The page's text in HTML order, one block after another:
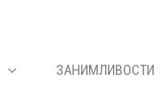
ЗАНИМЛИВОСТИ